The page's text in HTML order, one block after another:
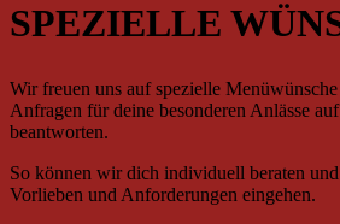
SPEZIELLE
Wir freuen uns auf spezielle
Anfragen für deine besonderen Anlässe
beantworten.
So können wir dich individuell beraten
Vorlieben und Anforderungen eingehen.